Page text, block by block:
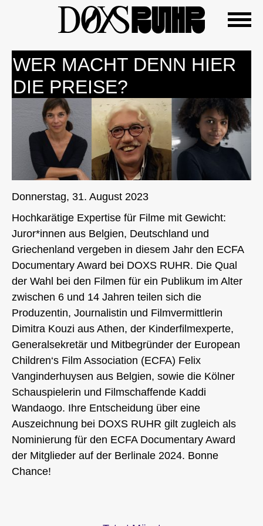
springen
WER MACHT DENN HIER
DIE PREISE?
Donnerstag, 31. August 2023
Hochkarätige Expertise für Filme mit Gewicht:
Juror*innen aus Belgien, Deutschland und
Griechenland vergeben in diesem Jahr den ECFA
Documentary Award bei DOXS RUHR. Die Qual
der Wahl bei den Filmen für ein Publikum im Alter
zwischen 6 und 14 Jahren teilen sich die
Produzentin, Journalistin und Filmvermittlerin
Dimitra Kouzi aus Athen, der Kinderfilmexperte,
Generalsekretär und Mitbegründer der European
Children‘s Film Association (ECFA) Felix
Vanginderhuysen aus Belgien, sowie die Kölner
Schauspielerin und Filmschaffende Kaddi
Wandaogo. Ihre Entscheidung über eine
Auszeichnung bei DOXS RUHR gilt zugleich als
Nominierung für den ECFA Documentary Award
der Mitglieder auf der Berlinale 2024. Bonne
Chance!